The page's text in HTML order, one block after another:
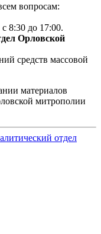
вопросам:
8:30 до 17:00.
Орловской
средств массовой
материалов
митрополии
отдел